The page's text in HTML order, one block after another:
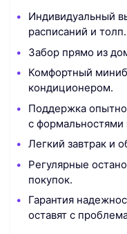
Индивидуальный
расписаний и толп.
Забор прямо из
Комфортный
кондиционером.
Поддержка
с формальностями
Легкий завтрак и
Регулярные
покупок.
Гарантия
оставят с